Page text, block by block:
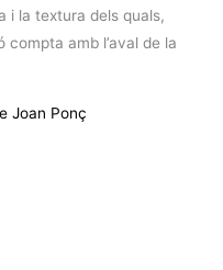
i la textura dels quals,
amb l’aval de la
Joan Ponç